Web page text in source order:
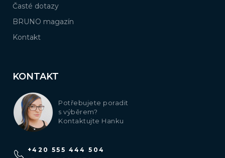
Časté dotazy
BRUNO magazín
Kontakt
KONTAKT
Potřebujete poradit
s výběrem?
Kontaktujte Hanku
+420 555 444 504